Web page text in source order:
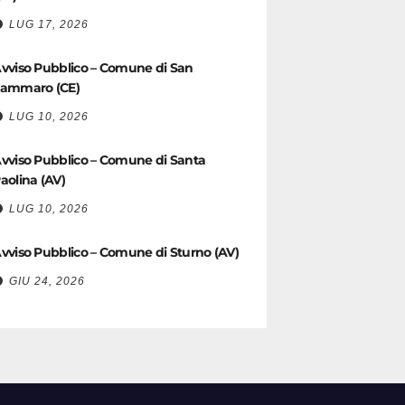
LUG 17, 2026
Pubblico – Comune di San
(CE)
LUG 10, 2026
Pubblico – Comune di Santa
(AV)
LUG 10, 2026
Pubblico – Comune di Sturno (AV)
GIU 24, 2026